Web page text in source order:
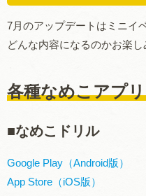
7月のアップデートはミニイ
どんな内容になるのかお楽し
各種なめこアプ
■なめこドリル
Google Play （Android版）
App Store （iOS版）